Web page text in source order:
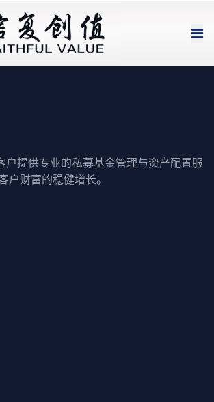
户提供专业的私募基金管理与资产配置服
户财富的稳健增长。